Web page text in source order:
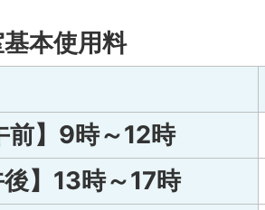
本使用料
前】9時～12時
後】13時～17時